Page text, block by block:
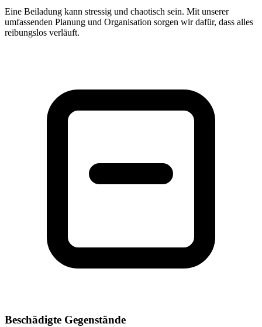
Eine Beiladung kann stressig und chaotisch sein. Mit unserer
umfassenden Planung und Organisation sorgen wir dafür, dass alles
reibungslos verläuft.
Beschädigte Gegenstände